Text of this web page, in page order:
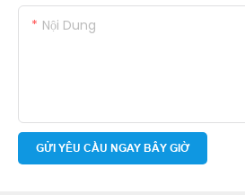
Nội Dung
GỬI YÊU CẦU NGAY BÂY GIỜ